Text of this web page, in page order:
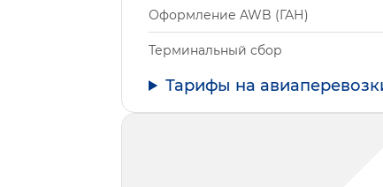
Оформление AWB (ГАН)
Терминальный сбор
Тарифы на